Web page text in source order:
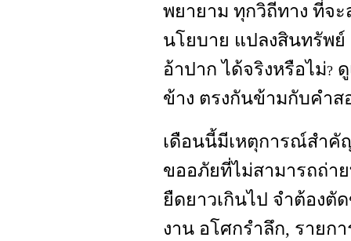
พยายาม ทุกวิถีทาง ที่จ
นโยบาย แปลงสินทรัพ
อ้าปาก ได้จริงหรือไม่?
ข้าง ตรงกันข้ามกับคำส
เดือนนี้มีเหตุการณ์สำคั
ขออภัยที่ไม่สามารถถ่า
ยืดยาวเกินไป จำต้อง
งาน อโศกรำลึก, รายก